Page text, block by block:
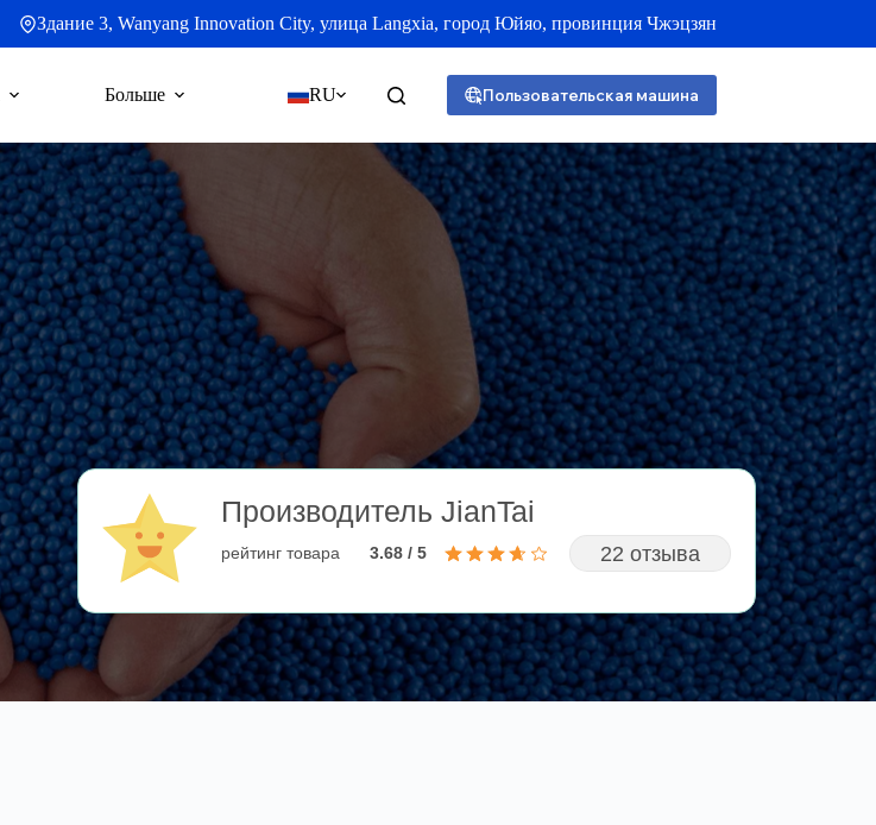
Здание 3, Wanyang Innovation City, улица Langxia, город Юйяо, провинция Чжэцзян
Больше RU Пользовательская машина
Производитель JianTai
рейтинг товара 3.68 / 5 22 отзыва